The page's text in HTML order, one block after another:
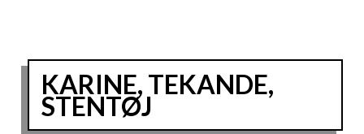
KARINE, TEKANDE,
STENTØJ